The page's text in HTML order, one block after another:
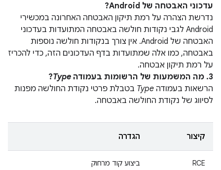
עדכוני האבטחה של Android?
נדרשת הצהרה על רמת תיקון האבטחה האחרונה במכשירי
Android לגבי נקודות חולשה באבטחה המתועדות בעדכוני
האבטחה של Android. אין צורך בנקודות חולשה נוספות
באבטחה, כמו אלה שמתועדות בדף העדכונים הזה, כדי להכריז
על רמת תיקון אבטחה.
3. מה המשמעות של הרשומות בעמודה
Type
?
הרשאות בעמודה Type בטבלת פרטי נקודת החולשה מפנות
לסיווג של נקודת החולשה באבטחה.
קיצור הגדרה
RCE ביצוע קוד מרחוק